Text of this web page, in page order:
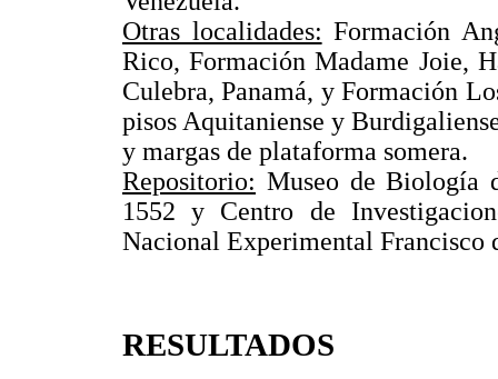
Otras localidades: Formación
Rico, Formación Madame Joie,
Culebra, Panamá, y Formación
pisos Aquitaniense y
y margas de plataforma somera.
Repositorio: Museo de Biología
1552 y Centro de
Nacional Experimental
RESULTADOS